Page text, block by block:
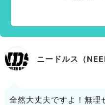
ニードルス（
全然大丈夫ですよ！無理